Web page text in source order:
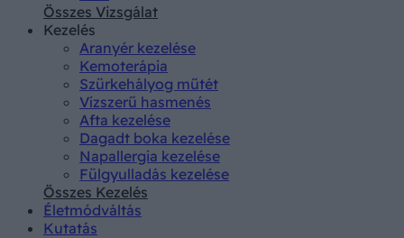
Összes Vizsgálat
Kezelés
Aranyér kezelése
Kemoterápia
Szürkehályog műtét
Vízszerű hasmenés
Afta kezelése
Dagadt boka kezelése
Napallergia kezelése
Fülgyulladás kezelése
Összes Kezelés
Életmódváltás
Kutatás